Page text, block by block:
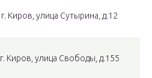
г. Киров, улица Сутырина, д.12
г. Киров, улица Свободы, д.155